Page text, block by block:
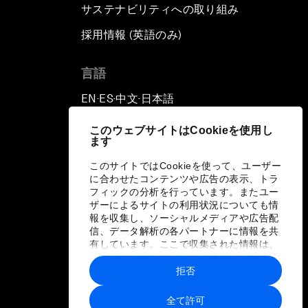
このウェブサイトはCookieを使用し
ます
このサイトではCookieを使って、ユーザー
に合わせたコンテンツや広告の表示、トラ
フィックの分析を行っています。またユー
ザーによるサイトの利用状況についても情
報を収集し、ソーシャルメディアや広告配
信、データ解析の各パートナーに情報を共
有しています。ここで収集された情報は、
ユーザーが各パートナーに提供した他の情
報や各パートナーのサービスを使用した際
に収集された情報と組み合わされ、各パー
トナーによって使用されることがありま
全て許可
拒否
サステナビリティへの取り組み
採用情報 (英語のみ)
言語
EN ▪ ES▪中文▪ 日本語